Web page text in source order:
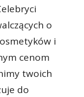
o
i
cenom
twoich
do